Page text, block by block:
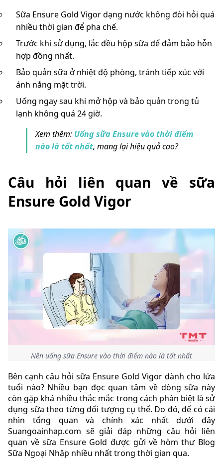
Sữa Ensure Gold Vigor dạng nước không đòi hỏi quá
nhiều thời gian để pha chế.
Trước khi sử dụng, lắc đều hộp sữa để đảm bảo hỗn
hợp đồng nhất.
Bảo quản sữa ở nhiệt độ phòng, tránh tiếp xúc với
ánh nắng mặt trời.
Uống ngay sau khi mở hộp và bảo quản trong tủ
lạnh không quá 24 giờ.
Xem thêm: Uống sữa Ensure vào thời điểm
nào là tốt nhất, mang lại hiệu quả cao?
Câu hỏi liên quan về sữa
Ensure Gold Vigor
Nên uống sữa Ensure vào thời điểm nào là tốt nhất
Bên cạnh câu hỏi sữa Ensure Gold Vigor dành cho lứa
tuổi nào? Nhiều bạn đọc quan tâm về dòng sữa này
còn gặp khá nhiều thắc mắc trong cách phân biệt là sử
dụng sữa theo từng đối tượng cụ thể. Do đó, để có cái
nhìn tổng quan và chính xác nhất dưới đây
Suangoainhap.com sẽ giải đáp những câu hỏi liên
quan về sữa Ensure Gold được gửi về hòm thư Blog
Sữa Ngoại Nhập nhiều nhất trong thời gian qua.